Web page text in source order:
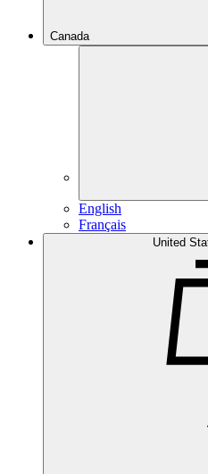
Canada
English
Français
United